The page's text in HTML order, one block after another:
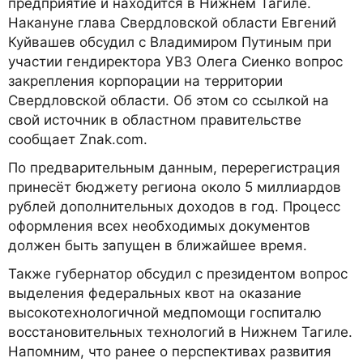
предприятие и находится в Нижнем Тагиле.
Накануне глава Свердловской области Евгений
Куйвашев обсудил с Владимиром Путиным при
участии гендиректора УВЗ Олега Сиенко вопрос
закрепления корпорации на территории
Свердловской области. Об этом со ссылкой на
свой источник в областном правительстве
сообщает Znak.com.
По предварительным данным, перерегистрация
принесёт бюджету региона около 5 миллиардов
рублей дополнительных доходов в год. Процесс
оформления всех необходимых документов
должен быть запущен в ближайшее время.
Также губернатор обсудил с президентом вопрос
выделения федеральных квот на оказание
высокотехнологичной медпомощи госпиталю
восстановительных технологий в Нижнем Тагиле.
Напомним, что ранее о перспективах развития